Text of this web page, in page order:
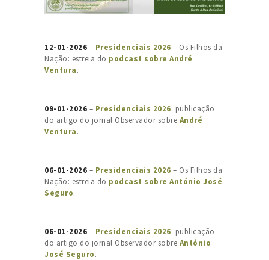
12-01-2026 – Presidenciais 2026 – Os Filhos da
Nação: estreia do podcast sobre André
Ventura.
09-01-2026 – Presidenciais 2026: publicação
do artigo do jornal Observador sobre André
Ventura.
06-01-2026 – Presidenciais 2026 – Os Filhos da
Nação: estreia do podcast sobre António José
Seguro.
06-01-2026 – Presidenciais 2026: publicação
do artigo do jornal Observador sobre António
José Seguro.